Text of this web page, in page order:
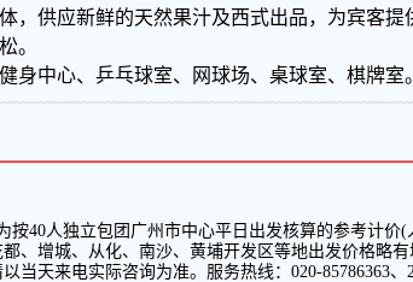
，供应新鲜的天然果汁及西式出品，为宾客提
。
身中心、乒乓球室、网球场、桌球室、棋牌室。
按40人独立包团广州市中心平日出发核算的参考计价(
、增城、从化、南沙、黄埔开发区等地出发价格略有
当天来电实际咨询为准。服务热线： 020-85786363、